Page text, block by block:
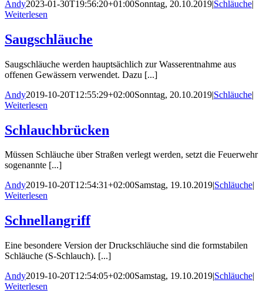
Andy2023-01-30T19:56:20+01:00Sonntag, 20.10.2019|Schläuche|
Weiterlesen
Saugschläuche
Saugschläuche werden hauptsächlich zur Wasserentnahme aus
offenen Gewässern verwendet. Dazu [...]
Andy2019-10-20T12:55:29+02:00Sonntag, 20.10.2019|Schläuche|
Weiterlesen
Schlauchbrücken
Müssen Schläuche über Straßen verlegt werden, setzt die Feuerwehr
sogenannte [...]
Andy2019-10-20T12:54:31+02:00Samstag, 19.10.2019|Schläuche|
Weiterlesen
Schnellangriff
Eine besondere Version der Druckschläuche sind die formstabilen
Schläuche (S-Schlauch). [...]
Andy2019-10-20T12:54:05+02:00Samstag, 19.10.2019|Schläuche|
Weiterlesen